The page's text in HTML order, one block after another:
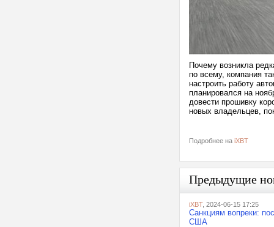
Почему возникла
по всему, компания
настроить работу
планировался на
довести прошивку
новых владельцев,
Подробнее на iXBT
Предыдущие
iXBT, 2024-06-15 17:25
Санкциям вопреки:
США